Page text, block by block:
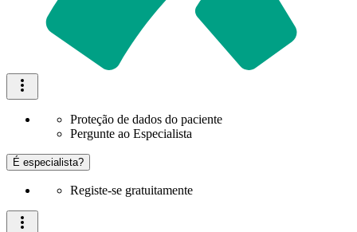
Proteção de dados do paciente
Pergunte ao Especialista
É especialista?
Registe-se gratuitamente